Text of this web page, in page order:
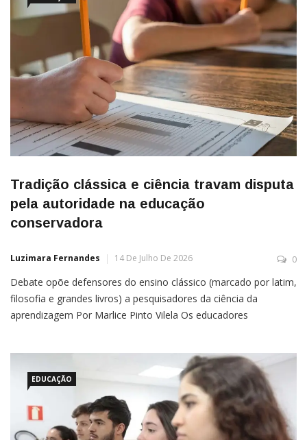
Tradição clássica e ciência travam disputa
pela autoridade na educação
conservadora
Luzimara Fernandes 14 De Julho De 2026 0
Debate opõe defensores do ensino clássico (marcado por latim,
filosofia e grandes livros) a pesquisadores da ciência da
aprendizagem Por Marlice Pinto Vilela Os educadores
a travar um novo debate dentro do próprio movimento. A […]
EDUCAÇÃO